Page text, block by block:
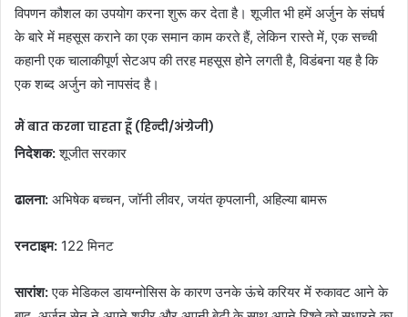
विपणन कौशल का उपयोग करना शुरू कर देता है। शूजीत भी हमें अर्जुन के संघर्ष
के बारे में महसूस कराने का एक समान काम करते हैं, लेकिन रास्ते में, एक सच्ची
कहानी एक चालाकीपूर्ण सेटअप की तरह महसूस होने लगती है, विडंबना यह है कि
एक शब्द अर्जुन को नापसंद है।
मैं बात करना चाहता हूँ (हिन्दी/अंग्रेजी)
निदेशक:शूजीत सरकार
ढालना: अभिषेक बच्चन, जॉनी लीवर, जयंत कृपलानी, अहिल्या बामरू
रनटाइम: 122 मिनट
सारांश:एक मेडिकल डायग्नोसिस के कारण उनके ऊंचे करियर में रुकावट आने के